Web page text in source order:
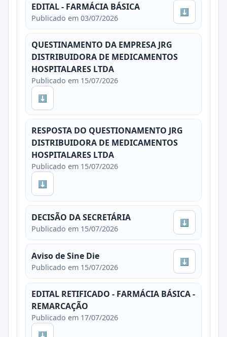
EDITAL - FARMÁCIA BÁSICA
Publicado em 03/07/2026
⬇
QUESTINAMENTO DA EMPRESA JRG
DISTRIBUIDORA DE MEDICAMENTOS
HOSPITALARES LTDA
Publicado em 15/07/2026
⬇
RESPOSTA DO QUESTIONAMENTO JRG
DISTRIBUIDORA DE MEDICAMENTOS
HOSPITALARES LTDA
Publicado em 15/07/2026
⬇
DECISÃO DA SECRETÁRIA
Publicado em 15/07/2026
⬇
Aviso de Sine Die
Publicado em 15/07/2026
⬇
EDITAL RETIFICADO - FARMÁCIA BÁSICA -
REMARCAÇÃO
Publicado em 17/07/2026